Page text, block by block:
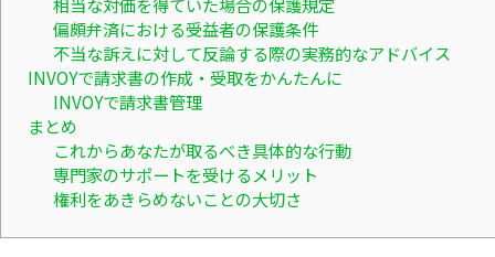
相当な対価を得ていた場合の保護規定
偏頗弁済における受益者の保護条件
不当な訴えに対して反論する際の実務的なアドバイス
INVOYで請求書の作成・受取をかんたんに
INVOYで請求書管理
まとめ
これからあなたが取るべき具体的な行動
専門家のサポートを受けるメリット
権利をあきらめないことの大切さ